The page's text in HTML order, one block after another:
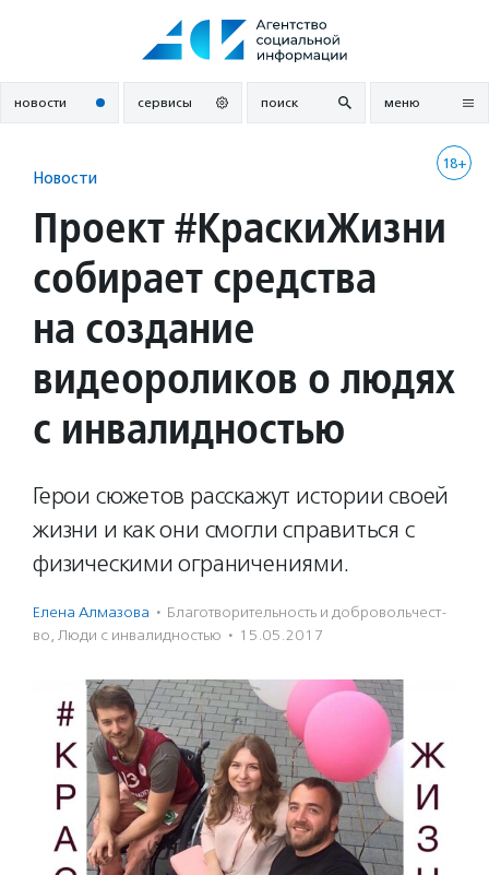
новости сервисы поиск меню
18+
Новости
Проект #КраскиЖизни
собирает средства
на создание
видеороликов о людях
с инвалидностью
Герои сюжетов расскажут истории своей
жизни и как они смогли справиться с
физическими ограничениями.
Елена Алмазова · Благотвори­тель­ность и доброволь­чест­
во, Люди с инвалидностью · 15.05.2017